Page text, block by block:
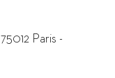
75012 Paris -